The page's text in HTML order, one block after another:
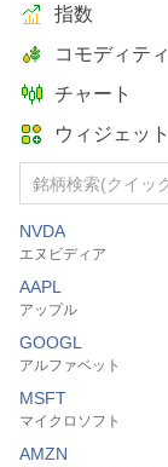
指数
コモディティ
チャート
ウィジェット
NVDA
エヌビディア
AAPL
アップル
GOOGL
アルファベット
MSFT
マイクロソフト
AMZN